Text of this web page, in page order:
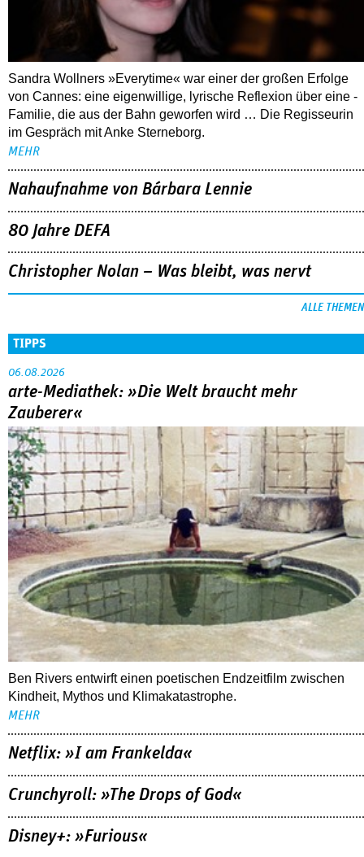
im Gespräch mit Anke Sterneborg.
Nahaufnahme von Bárbara Lennie
80 Jahre DEFA
Christopher Nolan – Was bleibt, was nervt
TIPPS
06.08.2026
arte-Mediathek: »Die Welt braucht mehr
Zauberer«
Ben Rivers entwirft einen poetischen Endzeitfilm zwischen
Kindheit, Mythos und Klimakatastrophe.
MEHR
Netflix: »I am Frankelda«
Crunchyroll: »The Drops of God«
Disney+: »Furious«
FOLLOW US
youtube